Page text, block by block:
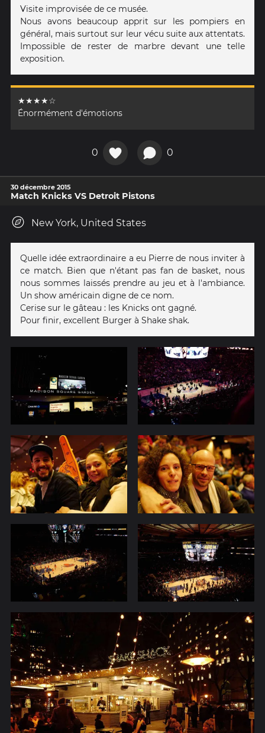
Visite improvisée de ce musée.
Nous avons beaucoup apprit sur les pompiers en
général, mais surtout sur leur vécu suite aux attentats.
Impossible de rester de marbre devant une telle
exposition.
★★★★☆
Énormément d'émotions
0 0
30 décembre 2015
Match Knicks VS Detroit Pistons
New York, United States
Quelle idée extraordinaire a eu Pierre de nous inviter à
ce match. Bien que n'étant pas fan de basket, nous
nous sommes laissés prendre au jeu et à l'ambiance.
Un show américain digne de ce nom.
Cerise sur le gâteau : les Knicks ont gagné.
Pour finir, excellent Burger à Shake shak.